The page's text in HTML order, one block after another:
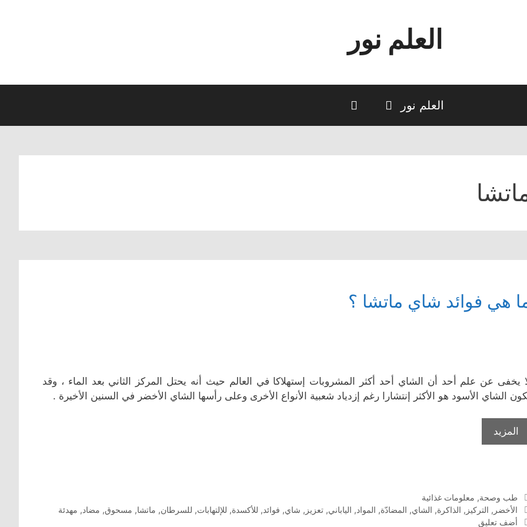
العلم نور
العلم نور
هي فوائد شاي ماتشا ؟
يخفى عن علم أحد أن الشاي أحد أكثر المشروبات إستهلاكا في العالم حيث أنه يحتل المركز الثاني بعد الماء ، وقد
الشاي الأسود هو الأكثر إنتشارا رغم إزدياد شعبية الأنواع الأخرى وعلى رأسها الشاي الأخضر في السنين الأخيرة .
المزيد
التصنيفات
طب وصحة, معلومات غذائية
الوسوم
الأخضر , التركيز , الذاكرة, الشاي, المضادّة, المواد, الياباني, تعزيز , شاي, فوائد, للأكسدة, للإلتهابات, للسرطان, ماتشا, مسحوق, مضاد, مهدئة
أضف تعليق